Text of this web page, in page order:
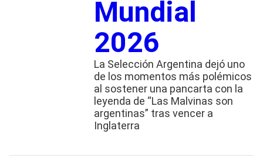
Mundial
2026
La Selección Argentina dejó uno
de los momentos más polémicos
al sostener una pancarta con la
leyenda de “Las Malvinas son
argentinas” tras vencer a
Inglaterra